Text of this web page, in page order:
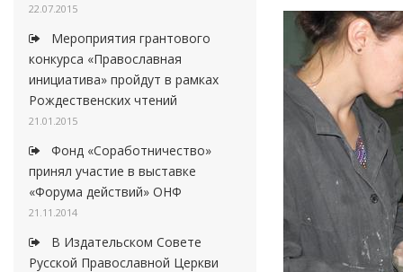
22.07.2015
Мероприятия грантового
конкурса «Православная
инициатива» пройдут в рамках
Рождественских чтений
21.01.2015
Фонд «Соработничество»
принял участие в выставке
«Форума действий» ОНФ
21.11.2014
В Издательском Совете
Русской Православной Церкви